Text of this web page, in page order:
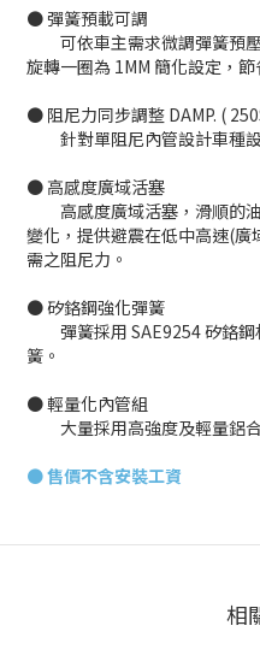
● 彈簧預載可調
可依車主需求微調彈簧預壓
旋轉一圈為 1MM 簡化設定，節
● 阻尼力同步調整 DAMP. (
針對單阻尼內管設計車種設
● 高感度廣域活塞
高感度廣域活塞，滑順的油
變化，提供避震在低中高速(
需之阻尼力。
● 矽鉻鋼強化彈簧
彈簧採用 SAE9254 矽鉻鋼
簧。
● 輕量化內管組
大量採用高強度及輕量鋁合
●售價不含安裝工資
相